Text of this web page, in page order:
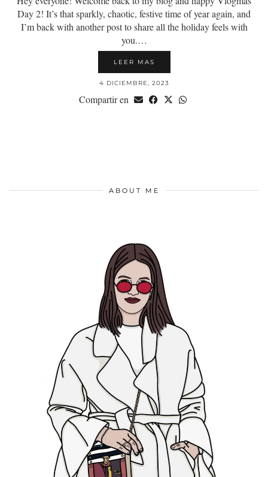
Day 2! It’s that sparkly, chaotic, festive time of year again, and
I’m back with another post to share all the holiday feels with
you.…
LEER MAS
4 DICIEMBRE, 2023
Compartir en
ABOUT ME